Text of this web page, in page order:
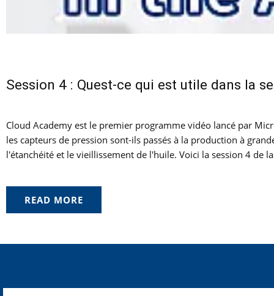
Session 4 : Quest-ce qui est utile dans la
Cloud Academy est le premier programme vidéo lancé par
les capteurs de pression sont-ils passés à la production à
l'étanchéité et le vieillissement de l'huile. Voici la session 4 de
READ MORE